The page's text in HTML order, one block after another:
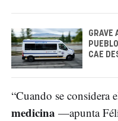
GRAVE
CAE
“Cuando se considera
medicina —apunta